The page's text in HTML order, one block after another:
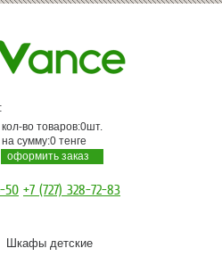
кол-во товаров:0шт.
на сумму:0 тенге
оформить заказ
50 +7 (727) 328-72-83
Шкафы детские